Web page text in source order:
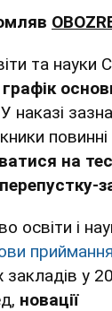
та науки
графік
наказі
повинні
на
освіти і
приймання
закладів у
новації